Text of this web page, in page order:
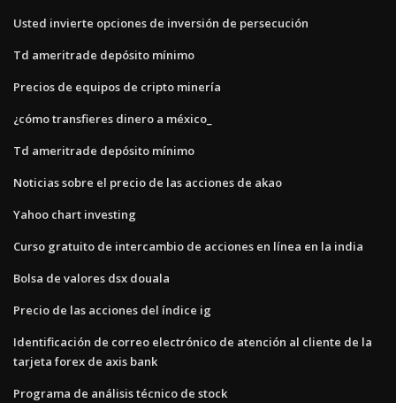
Usted invierte opciones de inversión de persecución
Td ameritrade depósito mínimo
Precios de equipos de cripto minería
¿cómo transfieres dinero a méxico_
Td ameritrade depósito mínimo
Noticias sobre el precio de las acciones de akao
Yahoo chart investing
Curso gratuito de intercambio de acciones en línea en la india
Bolsa de valores dsx douala
Precio de las acciones del índice ig
Identificación de correo electrónico de atención al cliente de la
tarjeta forex de axis bank
Programa de análisis técnico de stock